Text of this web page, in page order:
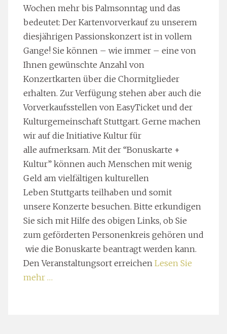
Wochen mehr bis Palmsonntag und das
bedeutet: Der Kartenvorverkauf zu unserem
diesjährigen Passionskonzert ist in vollem
Gange! Sie können – wie immer – eine von
Ihnen gewünschte Anzahl von
Konzertkarten über die Chormitglieder
erhalten. Zur Verfügung stehen aber auch die
Vorverkaufsstellen von EasyTicket und der
Kulturgemeinschaft Stuttgart. Gerne machen
wir auf die Initiative Kultur für
alle aufmerksam. Mit der “Bonuskarte +
Kultur” können auch Menschen mit wenig
Geld am vielfältigen kulturellen
Leben Stuttgarts teilhaben und somit
unsere Konzerte besuchen. Bitte erkundigen
Sie sich mit Hilfe des obigen Links, ob Sie
zum geförderten Personenkreis gehören und
wie die Bonuskarte beantragt werden kann.
Den Veranstaltungsort erreichen Lesen Sie
mehr …